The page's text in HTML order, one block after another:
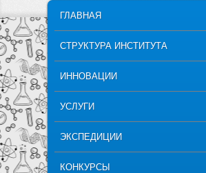
SKIP TO PRIMARY CONTENT
SKIP TO SECONDARY CONTENT
ГЛАВНАЯ
СТРУКТУРА ИНСТИТУТА
ИННОВАЦИИ
УСЛУГИ
ЭКСПЕДИЦИИ
КОНКУРСЫ